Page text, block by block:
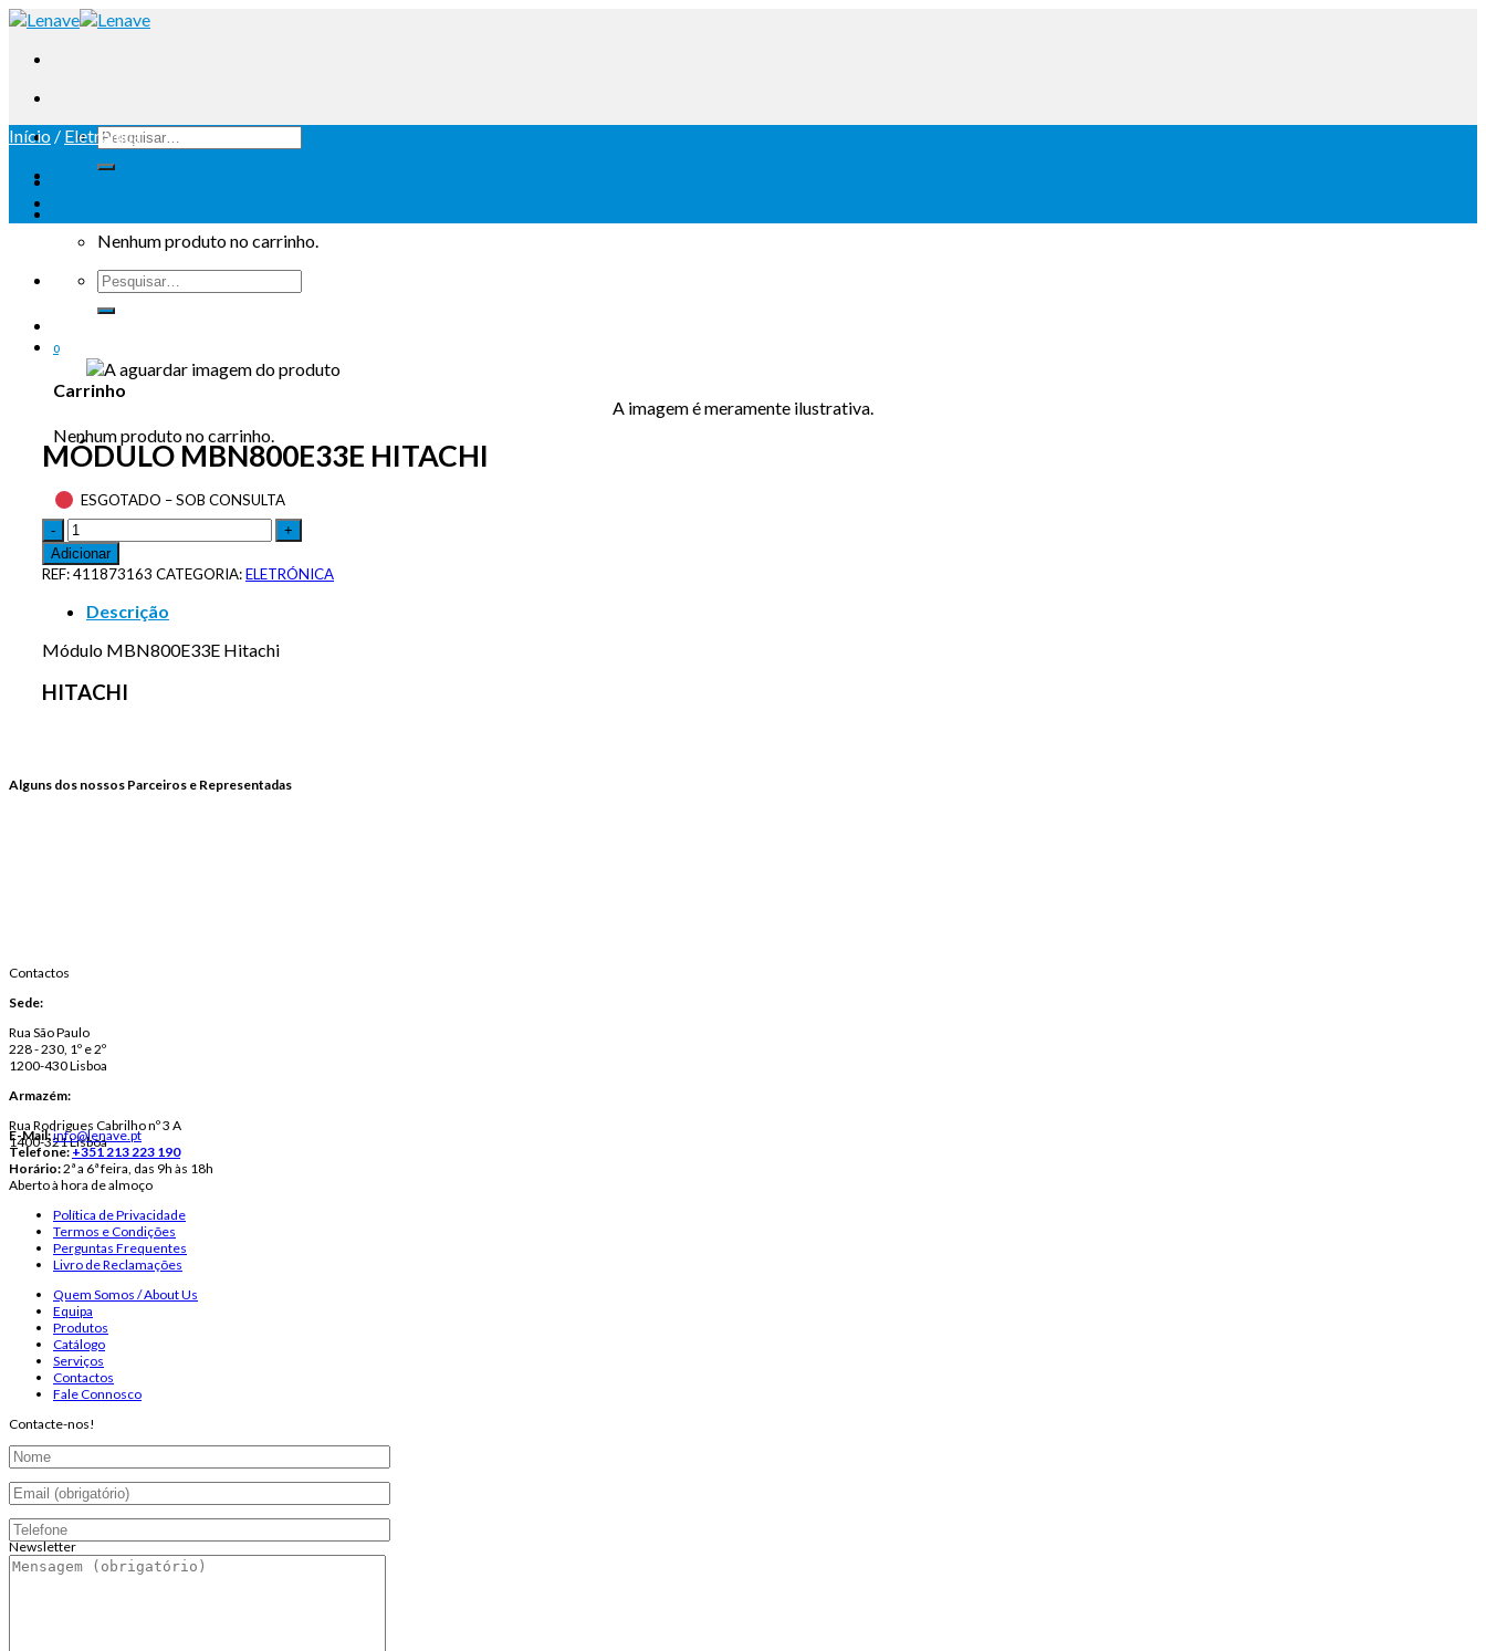
Nenhum produto no carrinho.
0
Carrinho
Nenhum produto no carrinho.
Início / Eletrónica
A imagem é meramente ilustrativa.
MÓDULO MBN800E33E HITACHI
ESGOTADO – SOB CONSULTA
Adicionar
REF:411873163 CATEGORIA:ELETRÓNICA
Descrição
Módulo MBN800E33E Hitachi
HITACHI
Alguns dos nossos Parceiros e Representadas
Contactos
Sede:
Rua São Paulo
228 - 230, 1º e 2º
1200-430 Lisboa
Armazém:
Rua Rodrigues Cabrilho nº 3 A
1400-321 Lisboa
E-Mail:info@lenave.pt
Telefone:+351 213 223 190
Horário:2ª a 6ª feira, das 9h às 18h
Aberto à hora de almoço
Política de Privacidade
Termos e Condições
Perguntas Frequentes
Livro de Reclamações
Quem Somos / About Us
Equipa
Produtos
Catálogo
Serviços
Contactos
Fale Connosco
Contacte-nos!
Newsletter
Endereço de email: